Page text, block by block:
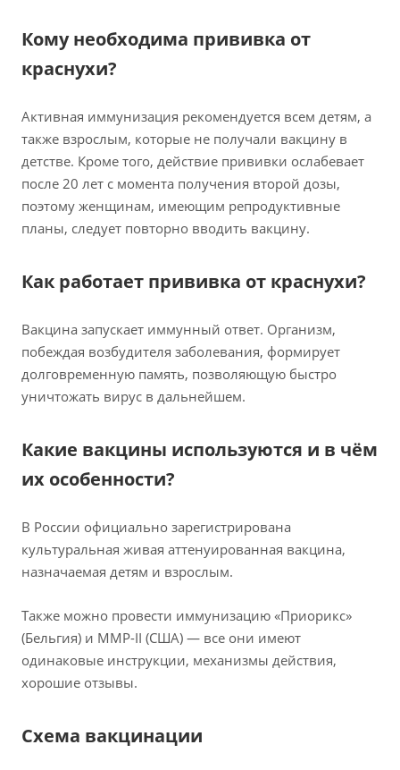
Кому необходима прививка от
краснухи?
Активная иммунизация рекомендуется всем детям, а
также взрослым, которые не получали вакцину в
детстве. Кроме того, действие прививки ослабевает
после 20 лет с момента получения второй дозы,
поэтому женщинам, имеющим репродуктивные
планы, следует повторно вводить вакцину.
Как работает прививка от краснухи?
Вакцина запускает иммунный ответ. Организм,
побеждая возбудителя заболевания, формирует
долговременную память, позволяющую быстро
уничтожать вирус в дальнейшем.
Какие вакцины используются и в чём
их особенности?
В России официально зарегистрирована
культуральная живая аттенуированная вакцина,
назначаемая детям и взрослым.
Также можно провести иммунизацию «Приорикс»
(Бельгия) и ММР-II (США) — все они имеют
одинаковые инструкции, механизмы действия,
хорошие отзывы.
Схема вакцинации